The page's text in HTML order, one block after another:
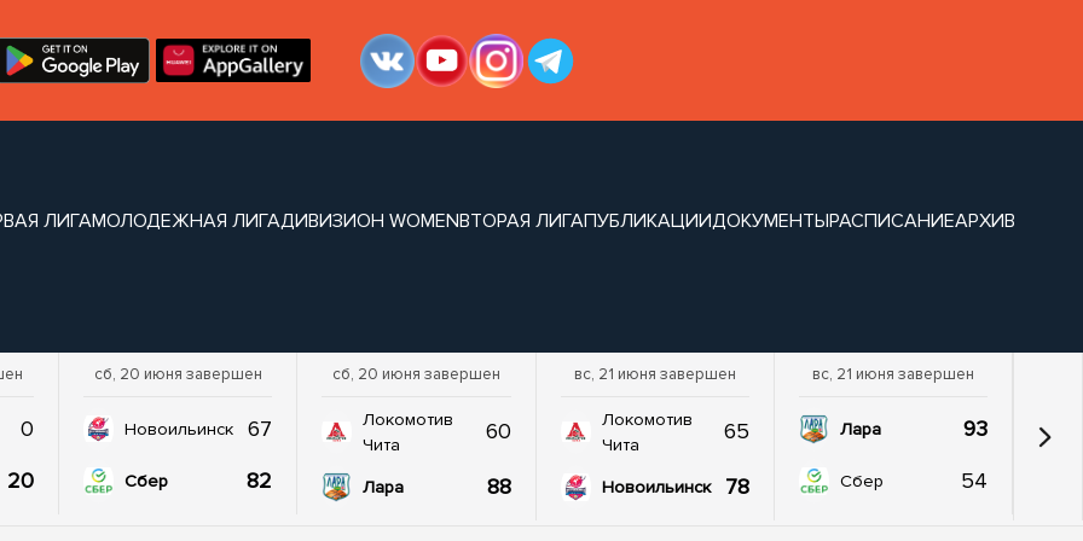
ЛИГАМОЛОДЕЖНАЯ ЛИГАДИВИЗИОН WOMENВТОРАЯ ЛИГАПУБЛИКАЦИИДОКУМЕНТЫРАСПИСАНИЕАРХИВ
0
20
сб, 20 июня завершен
Новоильинск 67
Сбер 82
сб, 20 июня завершен
Локомотив
Чита
60
Лара 88
вс, 21 июня завершен
Локомотив
Чита
65
Новоильинск 78
вс, 21 июня завершен
Лара 93
Сбер 54